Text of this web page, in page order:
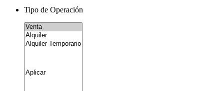
Tipo de Operación